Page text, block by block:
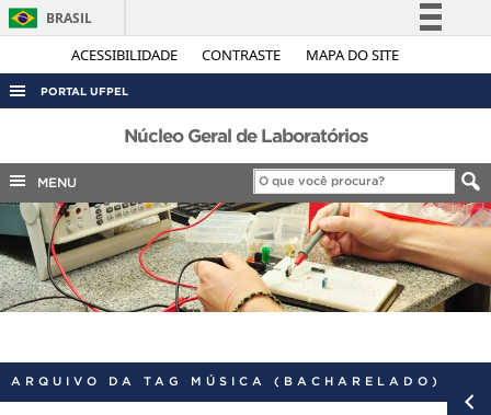
ACESSIBILIDADE CONTRASTE MAPA DO SITE
BRASIL
Simplifique!
Legislação
Canais
PORTAL UFPEL
ACESSO À INFORMAÇÃO
AUDITORIA
COBALTO
CONCURSOS
EDITAIS
INTERNACIONAL
PORTARIAS
Núcleo Geral de Laboratórios
MENU
ARQUIVO DA TAG MÚSICA (BACHARELADO)